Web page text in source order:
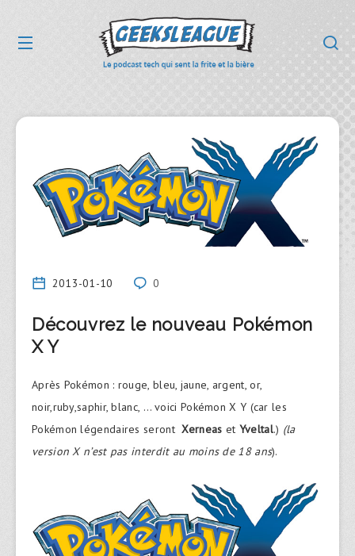
2013-01-10 0
Découvrez le nouveau Pokémon
X Y
Après Pokémon : rouge, bleu, jaune, argent, or,
noir,ruby,saphir, blanc, … voici Pokémon X Y (car les
Pokémon légendaires serontXerneas et Yveltal.) (la
version X n’est pas interdit au moins de 18 ans).